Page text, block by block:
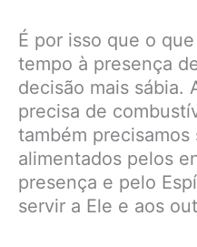
É por isso que o
tempo à presença
decisão mais sábia.
precisa de
também
alimentados pelos
presença e pelo
servir a Ele e aos